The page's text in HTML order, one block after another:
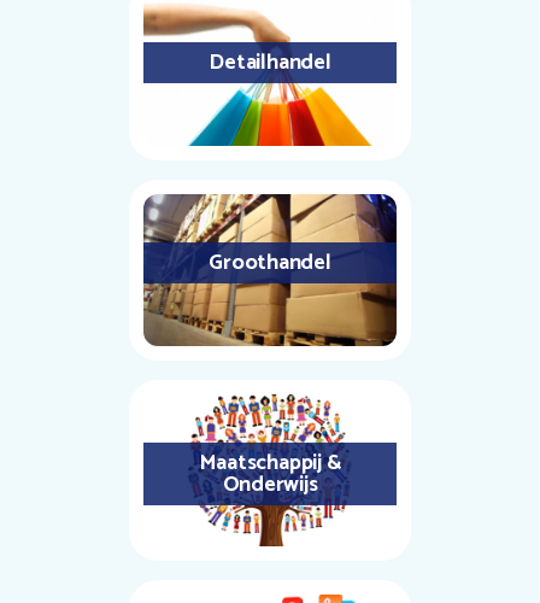
Detailhandel
Groothandel
Maatschappij &
Onderwijs